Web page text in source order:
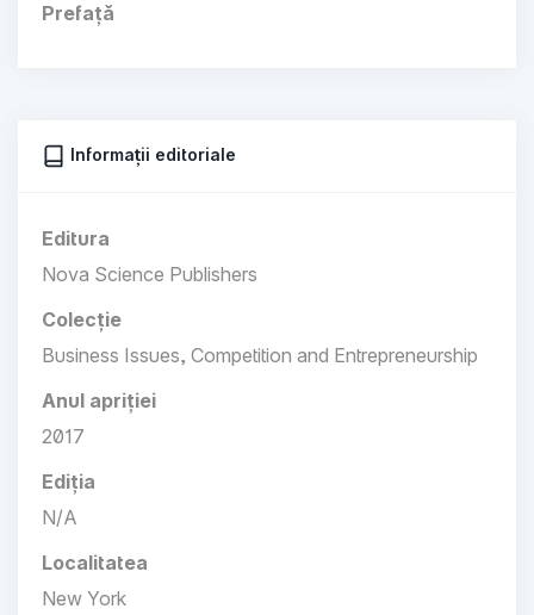
Prefață
Informații editoriale
Editura
Nova Science Publishers
Colecție
Business Issues, Competition and Entrepreneurship
Anul apriției
2017
Ediția
N/A
Localitatea
New York